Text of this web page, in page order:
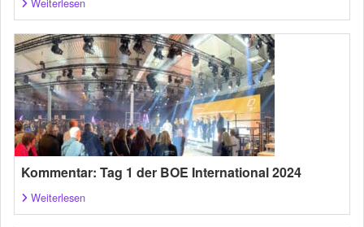
Kommentar: Tag 1 der BOE International 2024
Weiterlesen